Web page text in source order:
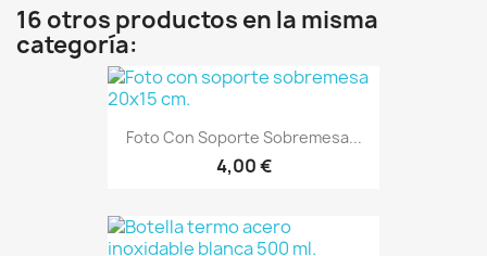
16 otros productos en la misma
categoría:
Foto Con Soporte Sobremesa...
4,00 €